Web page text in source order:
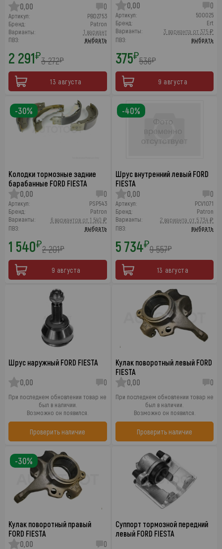
0,00
0
Артикул:
PBD2753
Бренд:
Patron
Варианты:
1 вариант
ПВЗ:
выбрать
2 291₽3 272₽
13 августа
0,00
0
Артикул:
500025
Бренд:
Ert
Варианты:
3 варианта от 375 ₽
ПВЗ:
выбрать
375₽536₽
9 августа
Колодки тормозные задние
барабанные FORD FIESTA
0,00
0
Артикул:
PSP543
Бренд:
Patron
Варианты:
6 вариантов от 1 540 ₽
ПВЗ:
выбрать
1 540₽2 201₽
9 августа
-30%
Шрус внутренний левый FORD
FIESTA
0,00
0
Артикул:
PCV1071
Бренд:
Patron
Варианты:
2 варианта от 5 734 ₽
ПВЗ:
выбрать
5 734₽9 557₽
13 августа
-40%
Шрус наружный FORD FIESTA
0,00 0
При последнем обновлении товар не
был в наличии.
Возможно он появился.
Проверить наличие
Кулак поворотный левый FORD
FIESTA
0,00
0
При последнем обновлении товар не
был в наличии.
Возможно он появился.
Проверить наличие
Кулак поворотный правый
FORD FIESTA
0,00
0
-30%
Суппорт тормозной передний
левый FORD FIESTA